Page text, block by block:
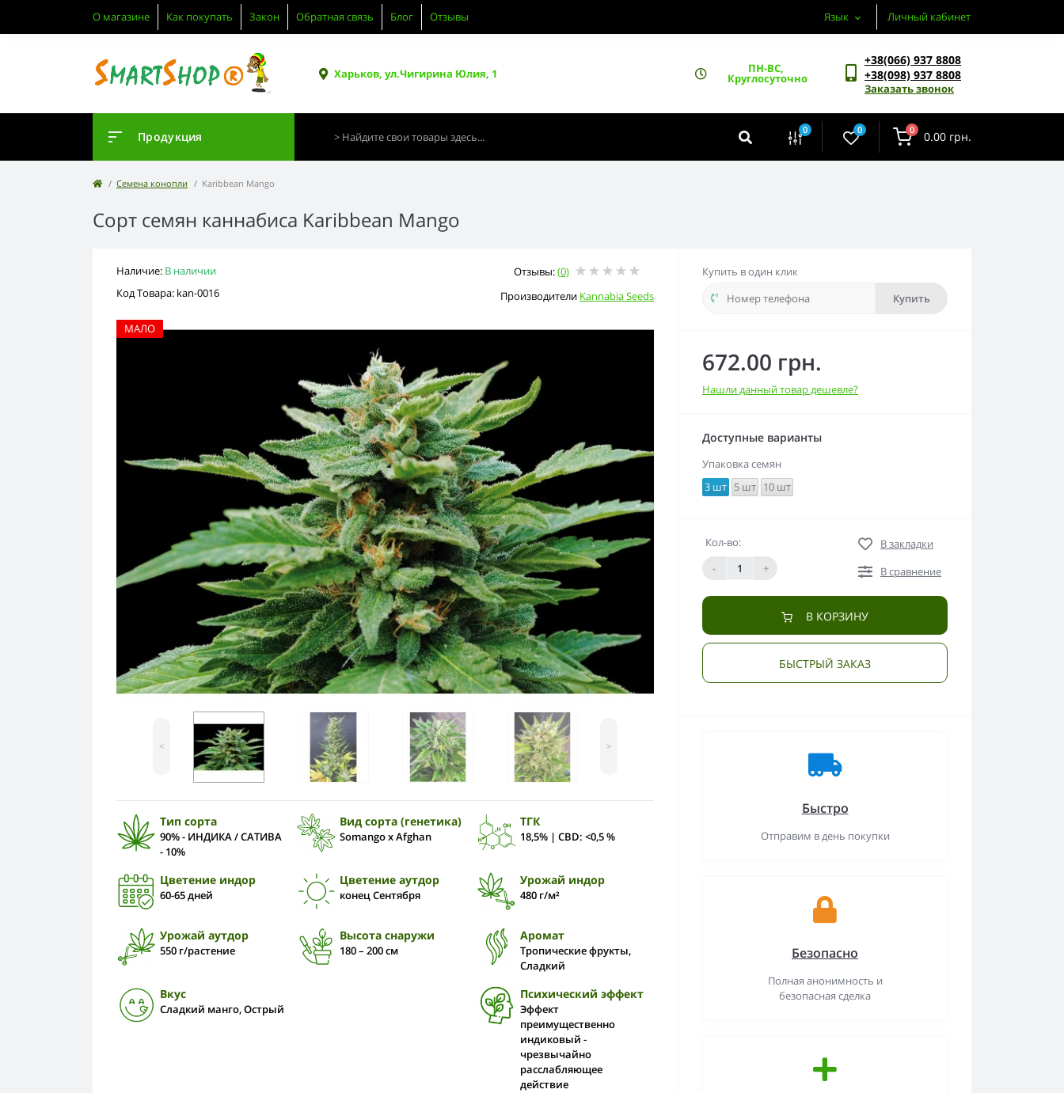
О магазине Как покупать Закон Обратная связь Блог Отзывы Язык Личный кабинет
Харьков, ул.Чигирина Юлия, 1 ПН-ВС,
Круглосуточно
+38(066) 937 8808
+38(098) 937 8808
Заказать звонок
Продукция 0 0 0 0.00 грн.
Семена конопли Karibbean Mango
Сорт семян каннабиса Karibbean Mango
Наличие: В наличии
Код Товара: kan-0016
Отзывы:(0)
Производители Kannabia Seeds
МАЛО
< >
Тип сорта
90% - ИНДИКА / САТИВА
- 10%
Вид сорта (генетика)
Somango x Afghan
ТГК
18,5% | CBD: <0,5 %
Цветение индор
60-65 дней
Цветение аутдор
конец Сентября
Урожай индор
480 г/м²
Урожай аутдор
550 г/растение
Высота снаружи
180 – 200 cм
Аромат
Тропические фрукты,
Сладкий
Вкус
Сладкий манго, Острый
Психический эффект
Эффект
преимущественно
индиковый -
чрезвычайно
расслабляющее
действие
Купить в один клик
Купить
672.00 грн.
Нашли данный товар дешевле?
Доступные варианты
Упаковка семян
3 шт 5 шт 10 шт
Кол-во:
-
+
В закладки
В сравнение
В КОРЗИНУ
БЫСТРЫЙ ЗАКАЗ
Быстро
Отправим в день покупки
Безопасно
Полная анонимность и
безопасная сделка